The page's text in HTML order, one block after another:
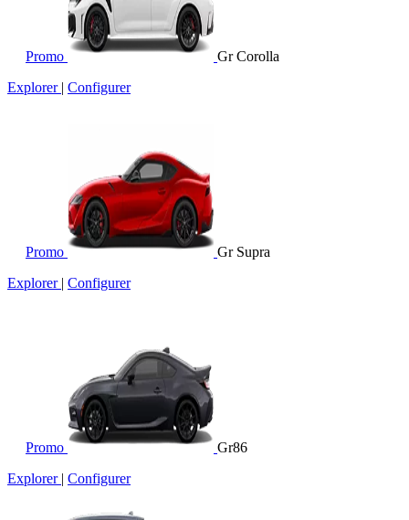
Promo
Gr Corolla
Explorer | Configurer
Promo
Gr Supra
Explorer | Configurer
Promo
Gr86
Explorer | Configurer